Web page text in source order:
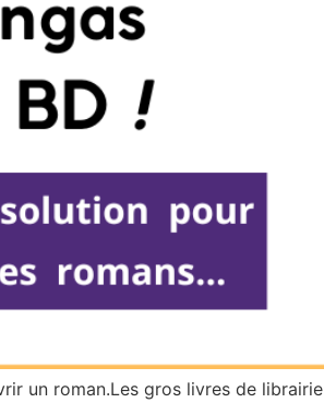
un roman.Les gros livres de librairie